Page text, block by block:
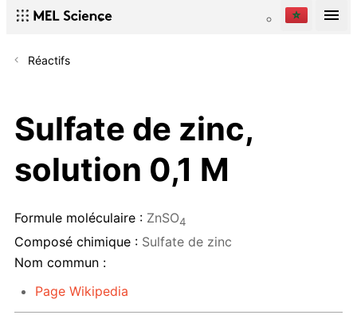
Réactifs
Sulfate de zinc,
solution 0,1 M
Formule moléculaire : ZnSO4
Composé chimique : Sulfate de zinc
Nom commun :
Page Wikipedia